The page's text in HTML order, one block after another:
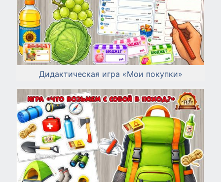
Дидактическая игра «Мои покупки»